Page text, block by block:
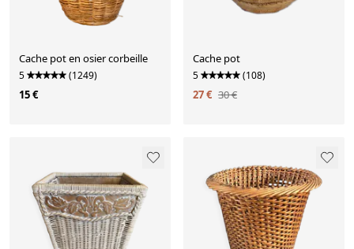
Cache pot en osier corbeille
5 (1249)
15 €
Cache pot
5 (108)
27 € 30 €